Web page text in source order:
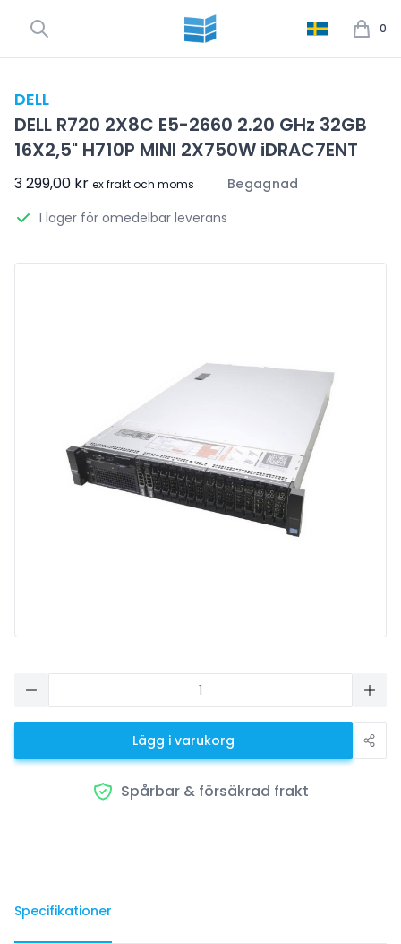
0
DELL
DELL R720 2X8C E5-2660 2.20 GHz 32GB
16X2,5" H710P MINI 2X750W iDRAC7ENT
3 299,00 kr ex frakt och moms
Begagnad
I lager för omedelbar leverans
Lägg i varukorg
Spårbar & försäkrad frakt
Specifikationer